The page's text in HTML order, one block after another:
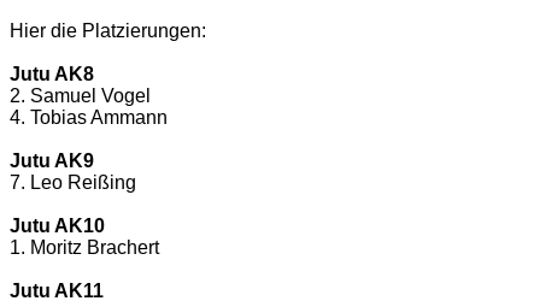
Hier die Platzierungen:
Jutu AK8
2. Samuel Vogel
4. Tobias Ammann
Jutu AK9
7. Leo Reißing
Jutu AK10
1. Moritz Brachert
Jutu AK11